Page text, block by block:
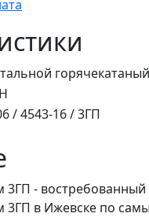
горячекатаный
/ 4543-16 / 3ГП
3ГП -
3ГП в Ижевске по